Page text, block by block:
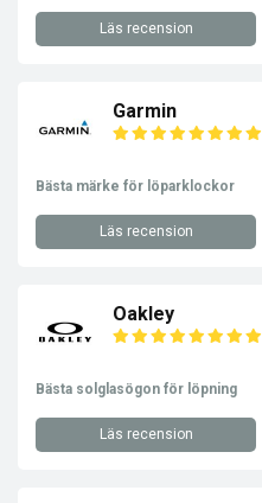
Läs recension
Garmin
Bästa märke för löparklockor
Läs recension
Oakley
Bästa solglasögon för löpning
Läs recension